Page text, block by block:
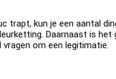
trapt, kun je een aantal
Daarnaast is
vragen om een legitimatie.